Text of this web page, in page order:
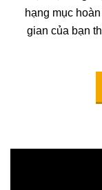
hạng mục
gian của bạn